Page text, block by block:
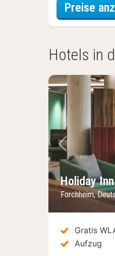
Preise
Hotels in
Holiday
Forchheim,
Gratis
Aufzug